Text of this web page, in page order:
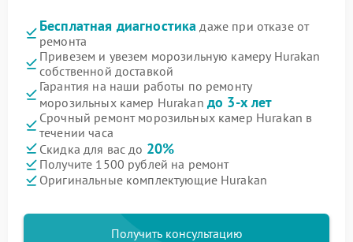
Бесплатная диагностика даже при отказе от
ремонта
Привезем и увезем морозильную камеру Hurakan
собственной доставкой
Гарантия на наши работы по ремонту
морозильных камер Hurakan до 3-х лет
Срочный ремонт морозильных камер Hurakan в
течении часа
Скидка для вас до 20%
Получите 1500 рублей на ремонт
Оригинальные комплектующие Hurakan
Получить консультацию